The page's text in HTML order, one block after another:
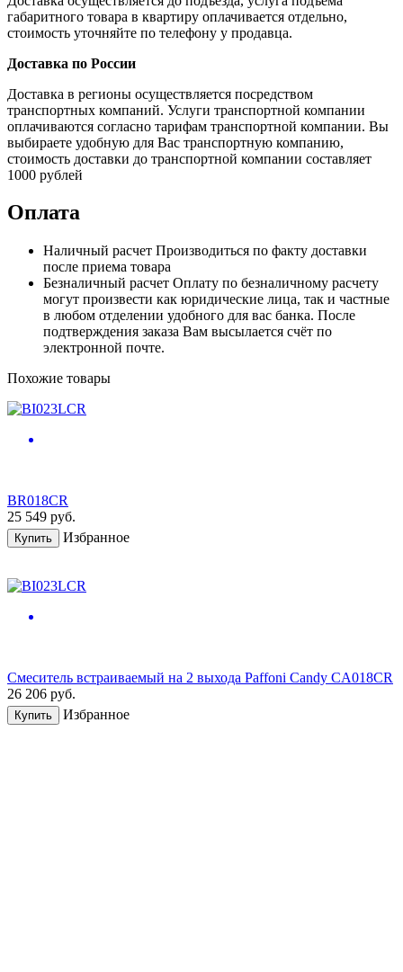
габаритного товара в квартиру оплачивается отдельно,
стоимость уточняйте по телефону у продавца.
Доставка по России
Доставка в регионы осуществляется посредством
транспортных компаний. Услуги транспортной компании
оплачиваются согласно тарифам транспортной компании. Вы
выбираете удобную для Вас транспортную компанию,
стоимость доставки до транспортной компании составляет
1000 рублей
Оплата
Наличный расчет Производиться по факту доставки
после приема товара
Безналичный расчет Оплату по безналичному расчету
могут произвести как юридические лица, так и частные
в любом отделении удобного для вас банка. После
подтверждения заказа Вам высылается счёт по
электронной почте.
Похожие товары
BR018CR
25 549 руб.
Купить Избранное
Смеситель встраиваемый на 2 выхода Paffoni Candy CA018CR
26 206 руб.
Купить Избранное